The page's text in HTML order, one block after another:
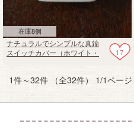
在庫8個
17
ナチュラルでシンプルな真鍮
スイッチカバー（ホワイト・
1件～32件 （全32件） 1/1ページ